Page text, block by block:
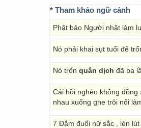
* Tham khảo ngữ cảnh
Phật bảo Người nhặt làm
Nó phải khai sụt tuổi để
Nó trốn quân dịch đã ba
Cái hồi nghèo không đồng
nhau xuống ghe trôi nổi
7 Đắm đuối nữ sắc , lén